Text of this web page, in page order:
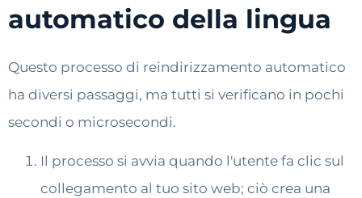
automatico della lingua
Questo processo di reindirizzamento automatico
ha diversi passaggi, ma tutti si verificano in pochi
secondi o microsecondi.
Il processo si avvia quando l'utente fa clic sul
collegamento al tuo sito web; ciò crea una